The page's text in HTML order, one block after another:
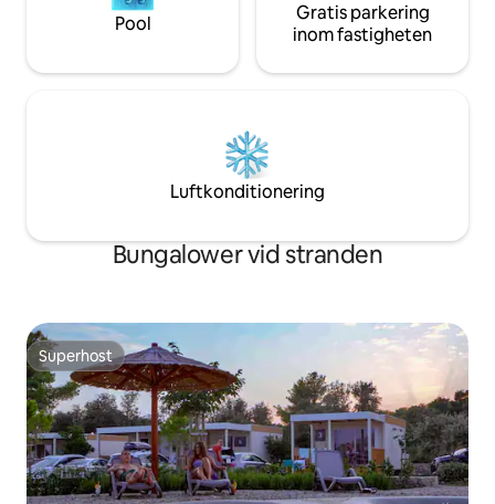
Pool
Gratis parkering
inom fastigheten
Luftkonditionering
Bungalower vid stranden
Superhost
Superhost